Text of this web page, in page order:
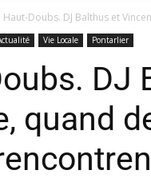
Haut-Doubs. DJ Balthus et
Vie Locale Pontarlier
DJ
quand